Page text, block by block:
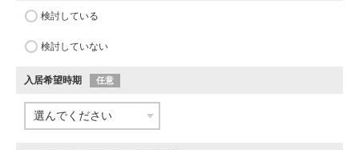
検討している
検討していない
入居希望時期 任意